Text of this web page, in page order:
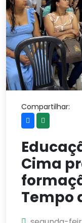
Compartilhar:
Cima
Tempo